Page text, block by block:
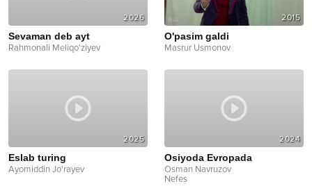
2026
Sevaman deb ayt
Rahmonali Meliqo'ziyev
2015
O'pasim galdi
Masrur Usmonov
2025
Eslab turing
Ayomiddin Jo'rayev
2024
Osiyoda Evropada
Osman Navruzov
Nefes